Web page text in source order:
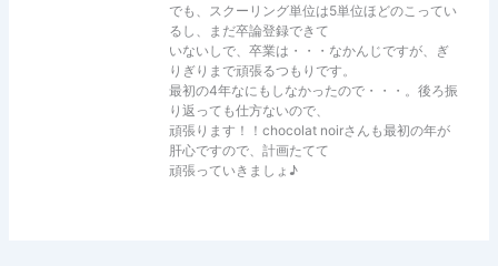
でも、スクーリング単位は5単位ほどのこってい
るし、まだ卒論登録できて
いないしで、卒業は・・・なかんじですが、ぎ
りぎりまで頑張るつもりです。
最初の4年なにもしなかったので・・・。後ろ振
り返っても仕方ないので、
頑張ります！！chocolat noirさんも最初の年が
肝心ですので、計画たてて
頑張っていきましょ♪